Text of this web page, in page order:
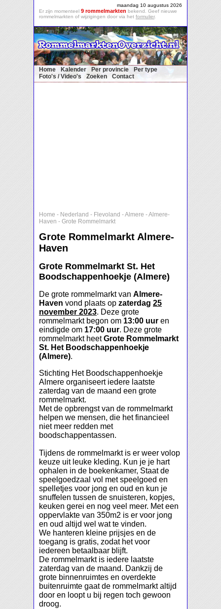
maandag 10 augustus 2026
Er zijn momenteel 9 rommelmarkten bekend. Geef nieuwe
rommelmarkten of wijzigingen door via het formulier.
Home Kalender Per provincie
Per type
Foto's / Video's
Zoeken Contact
Home - Nederland - Flevoland -Almere -Almere-
Haven - Grote Rommelmarkt
Grote Rommelmarkt Almere-
Haven
Grote Rommelmarkt St. Het
Boodschappenhoekje (Almere)
De grote rommelmarkt van Almere-
Haven vond plaats op zaterdag 25
november 2023. Deze grote
rommelmarkt begon om 13:00 uur en
eindigde om 17:00 uur. Deze grote
rommelmarkt heetGrote Rommelmarkt
St. Het Boodschappenhoekje
(Almere).
Stichting Het Boodschappenhoekje
Almere organiseert iedere laatste
zaterdag van de maand een grote
rommelmarkt.
Met de opbrengst van de rommelmarkt
helpen we mensen, die het financieel
niet meer redden met
boodschappentassen.
Tijdens de rommelmarkt is er weer volop
keuze uit leuke kleding. Kun je je hart
ophalen in de boekenkamer, Staat de
speelgoedzaal vol met speelgoed en
spelletjes voor jong en oud en kun je
snuffelen tussen de snuisteren, kopjes,
keuken gerei en nog veel meer. Met een
oppervlakte van 350m2 is er voor jong
en oud altijd wel wat te vinden.
We hanteren kleine prijsjes en de
toegang is gratis, zodat het voor
iedereen betaalbaar blijft.
De rommelmarkt is iedere laatste
zaterdag van de maand. Dankzij de
grote binnenruimtes en overdekte
buitenruimte gaat de rommelmarkt altijd
door en loopt u bij regen toch gewoon
droog.